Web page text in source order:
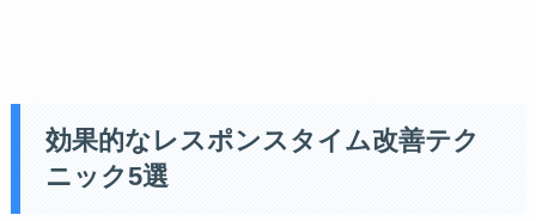
効果的なレスポンスタイム改善テク
ニック5選